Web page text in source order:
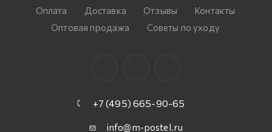
Оплата
Доставка Отзывы
Контакты
Оптовая продажа
Советы по уходу
+7 (495) 665-90-65
info@m-postel.ru